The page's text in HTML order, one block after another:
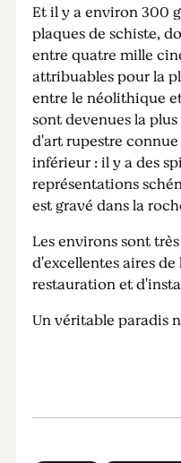
Et il y a environ 300
plaques de schiste,
entre quatre mille
attribuables pour la
entre le néolithique
sont devenues la
d'art rupestre connue
inférieur : il y a des
représentations
est gravé dans la
Les environs sont
d'excellentes aires
restauration et
Un véritable paradis